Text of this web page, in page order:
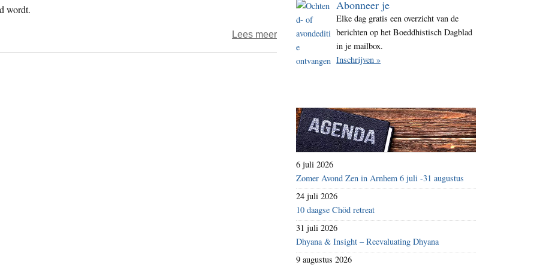
i
t
wordt.
Lees meerover
Maak
zorgen
Abonneer je
Elke dag gratis een overzicht van de
berichten op het Boeddhistisch Dagblad
in je mailbox.
Inschrijven »
6 juli 2026
Zomer Avond Zen in Arnhem 6 juli -31 augustus
24 juli 2026
10 daagse Chöd retreat
31 juli 2026
Dhyana & Insight – Reevaluating Dhyana
9 augustus 2026